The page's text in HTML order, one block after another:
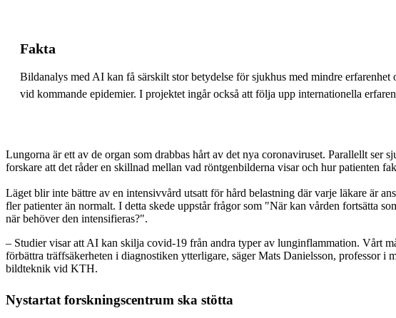
Fakta
Bildanalys med AI kan få särskilt stor betydelse för sjukhus med mindre
vid kommande epidemier. I projektet ingår också att följa upp internationella
Lungorna är ett av de organ som drabbas hårt av det nya coronaviruset. Parallellt ser
forskare att det råder en skillnad mellan vad röntgenbilderna visar och hur patienten
Läget blir inte bättre av en intensivvård utsatt för hård belastning där varje läkare är
fler patienter än normalt. I detta skede uppstår frågor som "När kan vården fortsätta
när behöver den intensifieras?".
– Studier visar att AI kan skilja covid-19 från andra typer av lunginflammation. Vårt
förbättra träffsäkerheten i diagnostiken ytterligare, säger Mats Danielsson, professor i
bildteknik vid KTH.
Nystartat forskningscentrum ska stötta